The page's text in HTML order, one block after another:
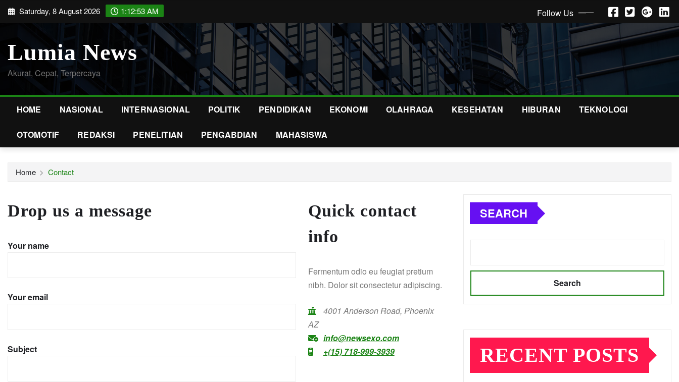
Skip Saturday, 8 August 2026 1:12:54 AM Follow Us
Lumia News
Akurat, Cepat, Terpercaya
HOME NASIONAL INTERNASIONAL POLITIK PENDIDIKAN EKONOMI OLAHRAGA KESEHATAN HIBURAN TEKNOLOGI
OTOMOTIF REDAKSI PENELITIAN PENGABDIAN MAHASISWA
Home Contact
Drop us a message
Your name
Your email
Subject
Quick contact
info
Fermentum odio eu feugiat pretium
nibh. Dolor sit consectetur adipiscing.
4001 Anderson Road, Phoenix
AZ
info@newsexo.com
+(15) 718-999-3939
SEARCH
Search
RECENT POSTS